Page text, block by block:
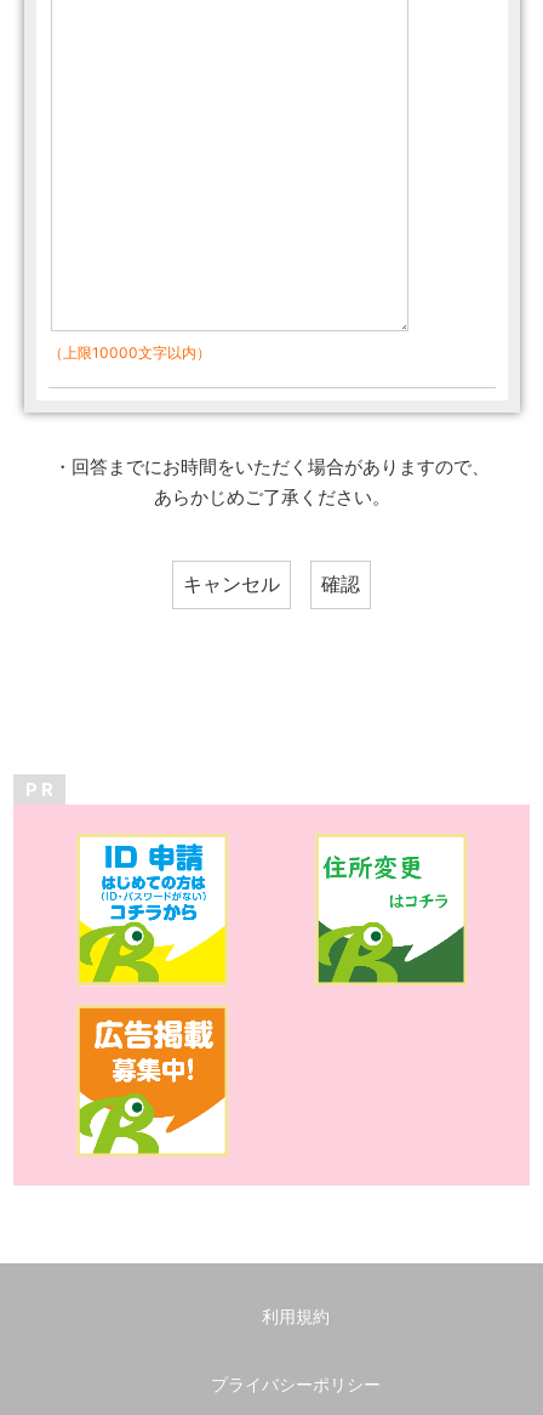
（上限10000文字以内）
・回答までにお時間をいただく場合がありますので、
あらかじめご了承ください。
P R
利用規約
プライバシーポリシー